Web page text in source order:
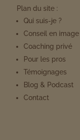
Plan du site :
Qui suis-je ?
Conseil en image
Coaching privé
Pour les pros
Témoignages
Blog & Podcast
Contact